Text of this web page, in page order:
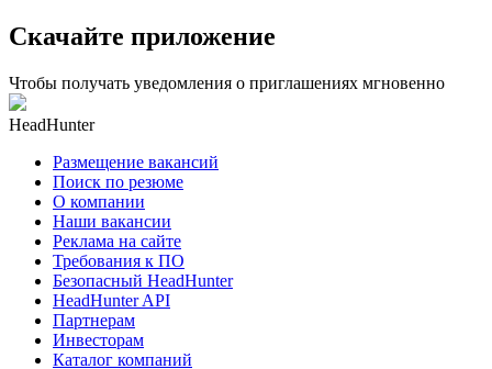
Скачайте приложение
Чтобы получать уведомления о приглашениях мгновенно
HeadHunter
Размещение вакансий
Поиск по резюме
О компании
Наши вакансии
Реклама на сайте
Требования к ПО
Безопасный HeadHunter
HeadHunter API
Партнерам
Инвесторам
Каталог компаний